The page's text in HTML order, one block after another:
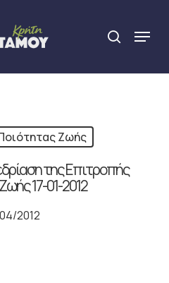
search
Menu
Ζωής
της Επιτροπής
17-01-2012
2012
Close